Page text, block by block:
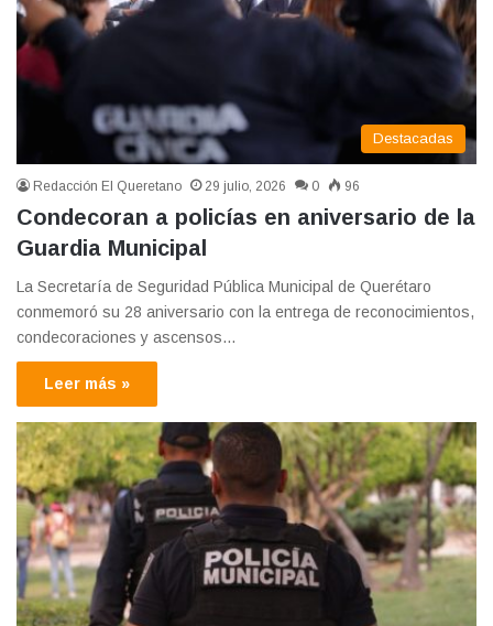
Destacadas
Redacción El Queretano 29 julio, 2026 0 96
Condecoran a policías en aniversario de la
Guardia Municipal
La Secretaría de Seguridad Pública Municipal de Querétaro
conmemoró su 28 aniversario con la entrega de reconocimientos,
condecoraciones y ascensos…
Leer más »